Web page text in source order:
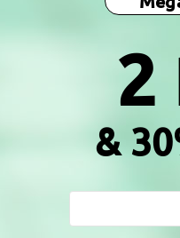
2
&